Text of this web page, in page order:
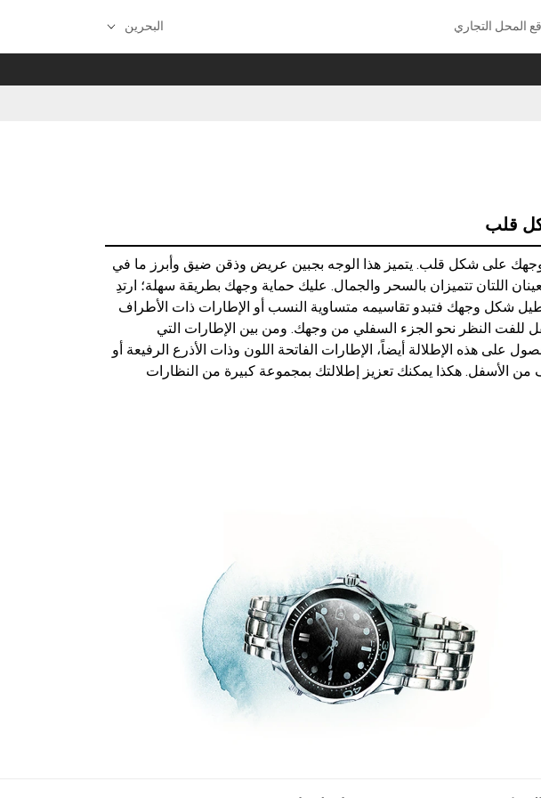
المحل التجاري البحرين
قلب
على شكل قلب. يتميز هذا الوجه بجبين عريض وذقن ضيق وأبرز ما في
اللتان تتميزان بالسحر والجمال. عليك حماية وجهك بطريقة سهلة؛ ارتدِ
شكل وجهك فتبدو تقاسيمه متساوية النسب أو الإطارات ذات الأطراف
للفت النظر نحو الجزء السفلي من وجهك. ومن بين الإطارات التي
على هذه الإطلالة أيضاً، الإطارات الفاتحة اللون وذات الأذرع الرفيعة أو
من الأسفل. هكذا يمكنك تعزيز إطلالتك بمجموعة كبيرة من النظارات